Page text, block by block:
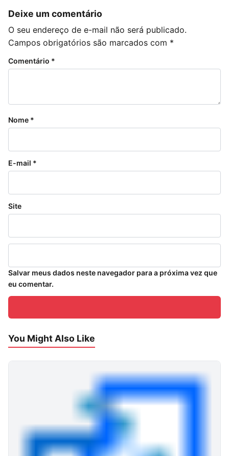
Deixe um comentário
O seu endereço de e-mail não será publicado.
Campos obrigatórios são marcados com *
Comentário *
Nome *
E-mail *
Site
Salvar meus dados neste navegador para a próxima vez que
eu comentar.
You Might Also Like